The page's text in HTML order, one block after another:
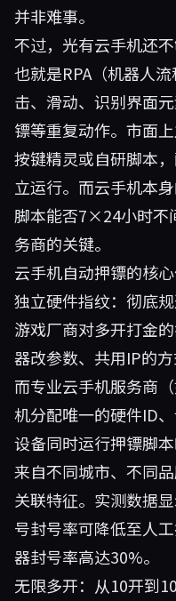
并非难事。
不过，光有云手机还
也就是RPA（机器人
击、滑动、识别界面
镖等重复动作。市面
按键精灵或自研脚本
立运行。而云手机本
脚本能否7×24小时
务商的关键。
云手机自动押镖的核
独立硬件指纹：彻底
游戏厂商对多开打金
器改参数、共用IP的
而专业云手机服务商
机分配唯一的硬件ID
设备同时运行押镖脚
来自不同城市、不同
关联特征。实测数据
号封号率可降低至人
器封号率高达30%。
无限多开：从10开到